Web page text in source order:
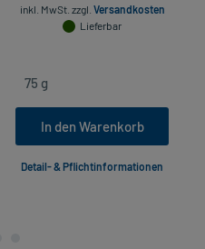
inkl. MwSt. zzgl. Versandkosten
Lieferbar
In den Warenkorb
Detail- & Pflichtinformationen